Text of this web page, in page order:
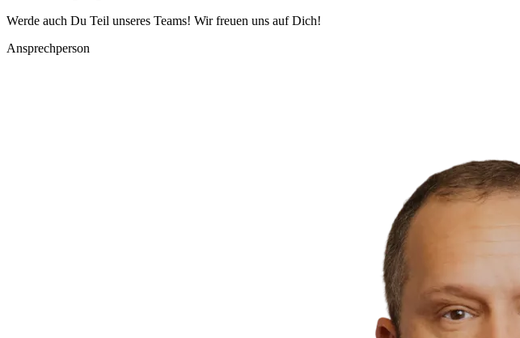
Werde auch Du Teil unseres Teams! Wir freuen uns auf Dich!
Ansprechperson